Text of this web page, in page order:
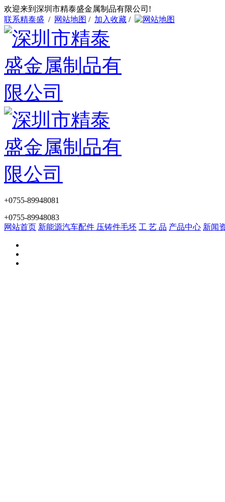
欢迎来到深圳市精泰盛金属制品有限公司!
联系精泰盛 / 网站地图 / 加入收藏 /
+0755-89948081
+0755-89948083
网站首页 新能源汽车配件 压铸件毛坯 工 艺 品 产品中心 新闻